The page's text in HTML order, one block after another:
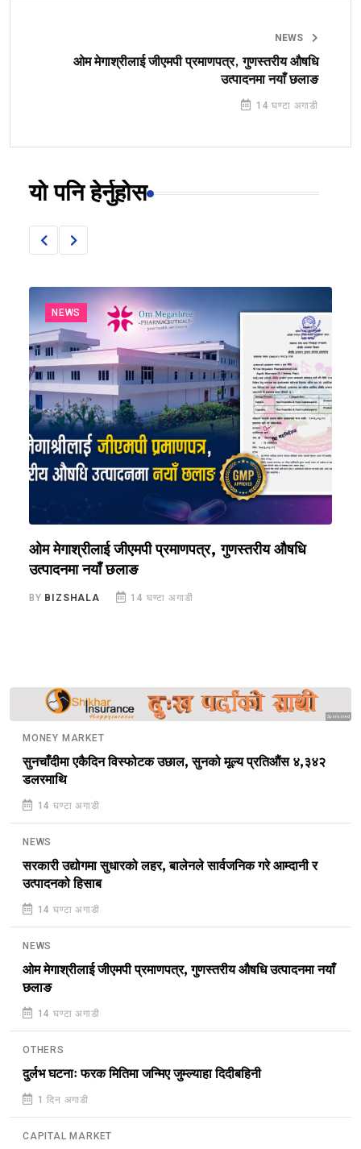
NEWS
ओम मेगाश्रीलाई जीएमपी प्रमाणपत्र, गुणस्तरीय औषधि
उत्पादनमा नयाँ छलाङ
14 घण्टा अगाडी
यो पनि हेर्नुहोस
NEWS
ओम मेगाश्रीलाई जीएमपी प्रमाणपत्र, गुणस्तरीय औषधि
उत्पादनमा नयाँ छलाङ
BY BIZSHALA 14 घण्टा अगाडी
Sponsored
MONEY MARKET
सुनचाँदीमा एकैदिन विस्फोटक उछाल, सुनको मूल्य प्रतिऔंस ४,३४२
डलरमाथि
14 घण्टा अगाडी
NEWS
सरकारी उद्योगमा सुधारको लहर, बालेनले सार्वजनिक गरे आम्दानी र
उत्पादनको हिसाब
14 घण्टा अगाडी
NEWS
ओम मेगाश्रीलाई जीएमपी प्रमाणपत्र, गुणस्तरीय औषधि उत्पादनमा नयाँ
छलाङ
14 घण्टा अगाडी
OTHERS
दुर्लभ घटनाः फरक मितिमा जन्मिए जुम्ल्याहा दिदीबहिनी
1 दिन अगाडी
CAPITAL MARKET